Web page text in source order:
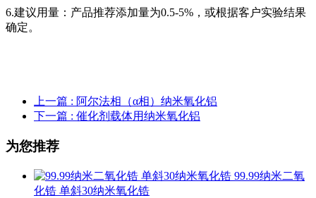
6.建议用量：产品推荐添加量为0.5-5%，或根据客户实验结果
确定。
上一篇 : 阿尔法相（α相）纳米氧化铝
下一篇 : 催化剂载体用纳米氧化铝
为您推荐
99.99纳米二氧
化锆 单斜30纳米氧化锆